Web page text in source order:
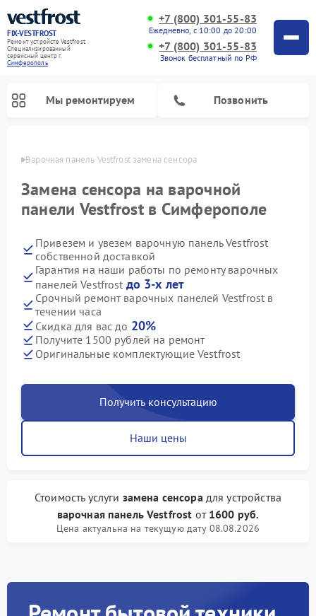
FIX-VESTFROST
Ремонт устройств Vestfrost
Специализированный
cервисный центр г.
Симферополь
+7 (800) 301-55-83
Ежедневно, с 10:00 до 20:00
+7 (800) 301-55-83
Звонок бесплатный по РФ
Мы ремонтируем Позвонить
Варочная панель Vestfrost замена сенсора
Замена сенсора на варочной
панели Vestfrost в Симферополе
Привезем и увезем варочную панель Vestfrost
собственной доставкой
Гарантия на наши работы по ремонту варочных
панелей Vestfrost до 3-х лет
Срочный ремонт варочных панелей Vestfrost в
течении часа
Скидка для вас до 20%
Получите 1500 рублей на ремонт
Оригинальные комплектующие Vestfrost
Получить консультацию
Наши цены
Стоимость услуги замена сенсора для устройства
варочная панель Vestfrost от 1600 руб.
Цена актуальна на текущую дату 08.08.2026